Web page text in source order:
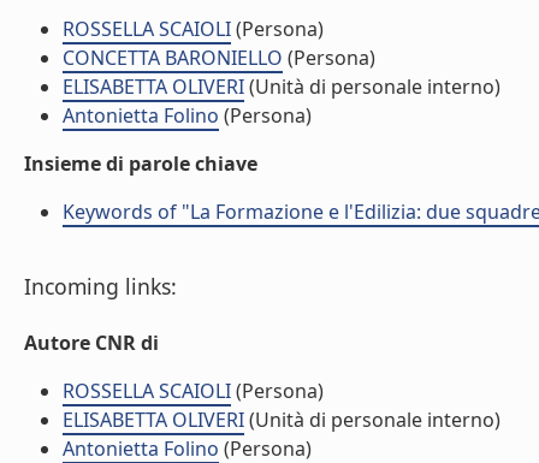
ROSSELLA SCAIOLI(Persona)
CONCETTA BARONIELLO (Persona)
ELISABETTA OLIVERI(Unità di personale interno)
Antonietta Folino (Persona)
Insieme di parole chiave
Keywords of "La Formazione e l'Edilizia: due
Incoming links:
Autore CNR di
ROSSELLA SCAIOLI(Persona)
ELISABETTA OLIVERI(Unità di personale interno)
Antonietta Folino (Persona)